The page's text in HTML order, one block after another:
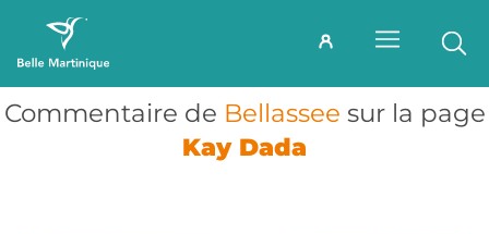
Commentaire de Bellassee sur la page
Kay Dada